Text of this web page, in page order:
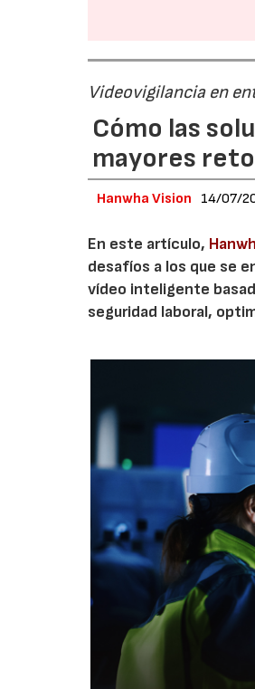
Videovigilancia en
Cómo las
mayores
Hanwha Vision 14/07/
En este artículo,
desafíos a los que se
vídeo inteligente
seguridad laboral,